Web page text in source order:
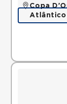
Copa
Atlântico
Avenida